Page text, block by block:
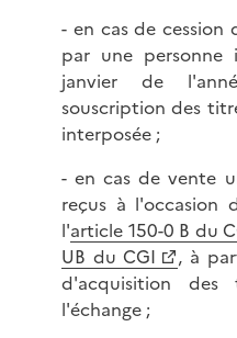
- en cas de
par une
janvier de
souscription des
interposée ;
- en cas de vente
reçus à l'occasion
l'article 150-0 B du
UB du CGI
, à
d'acquisition
l'échange ;